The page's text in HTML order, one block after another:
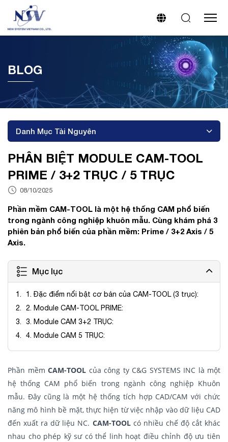
BLOG
Danh Mục Tài Nguyên
PHÂN BIỆT MODULE CAM-TOOL
PRIME / 3+2 TRỤC / 5 TRỤC
08/10/2025
Phần mềm CAM-TOOL là một hệ thống CAM phổ biến
trong ngành công nghiệp khuôn mẫu. Cùng khám phá 3
phiên bản phổ biến của phần mềm: Prime / 3+2 Axis / 5
Axis.
Mục lục
1. Đặc điểm nổi bật cơ bản của CAM-TOOL (3 trục):
2. Module CAM-TOOL PRIME:
3. Module CAM 3+2 TRỤC:
4. Module CAM 5 TRỤC:
Phần mềm CAM-TOOL của công ty C&G SYSTEMS INC là một
hệ thống CAM phổ biến trong ngành công nghiệp Khuôn
mẫu. Đây cũng là một hệ thống tích hợp CAD/CAM với chức
năng mô hình bề mặt, thực hiện từ việc nhập vào dữ liệu CAD
đến xuất ra dữ liệu NC. CAM-TOOLcó nhiều chế độ cắt khác
nhau cho phép kỹ sư có thể linh hoạt điều chỉnh độ ưu tiên